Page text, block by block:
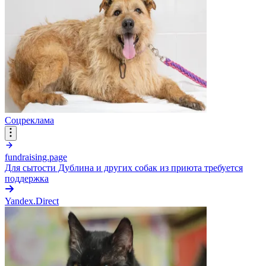
Соцреклама
fundraising.page
Для сытости Дублина и других собак из приюта требуется
поддержка
Yandex.Direct